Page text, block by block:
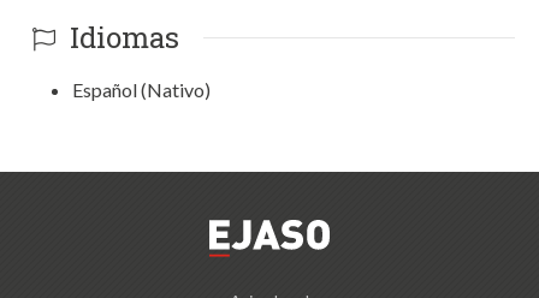
Idiomas
Español (Nativo)